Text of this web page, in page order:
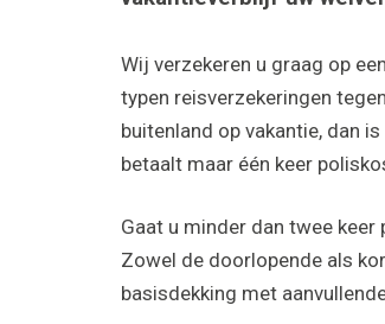
Wij verzekeren u graag op
typen reisverzekeringen
buitenland op vakantie, dan
betaalt maar één keer
Gaat u minder dan twee
Zowel de doorlopende als
basisdekking met